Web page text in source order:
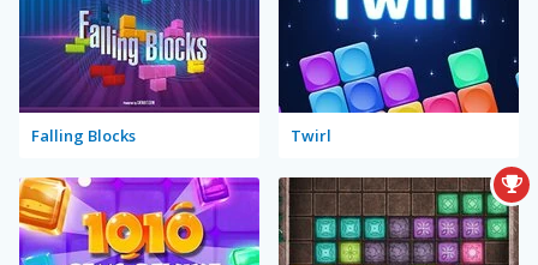
Falling Blocks Twirl